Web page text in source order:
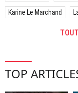
Karine Le Marchand
TOP